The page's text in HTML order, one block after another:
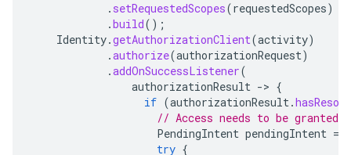
. setRequestedScopes(requestedScopes)
.build();
Identity.getAuthorizationClient(activity)
.authorize(authorizationRequest)
.addOnSuccessListener(
authorizationResult -> {
if (authorizationResult.
// Access needs to be granted
PendingIntent pendingIntent =
try {